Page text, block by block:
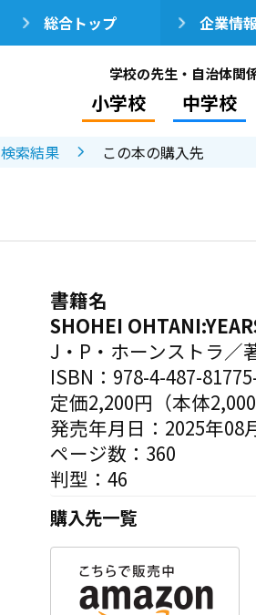
総合トップ 企業情
学校の先生・自治体関
小学校 中学校
検索結果 この本の購入先
書籍名
SHOHEI
J・P・ホーンストラ
ISBN：978-4-487-
定価2,200円（本体
発売年月日：2025年08
ページ数：360
判型：46
購入先一覧